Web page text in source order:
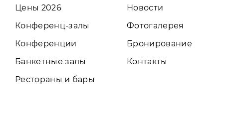
Цены 2026
Конференц-залы
Конференции
Банкетные залы
Рестораны и бары
Новости
Фотогалерея
Бронирование
Контакты